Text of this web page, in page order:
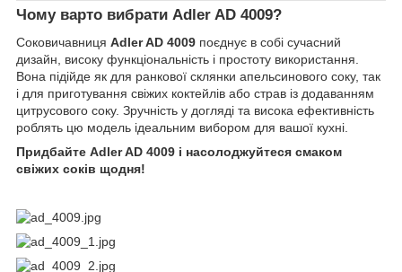
Чому варто вибрати Adler AD 4009?
Соковичавниця Adler AD 4009 поєднує в собі сучасний
дизайн, високу функціональність і простоту використання.
Вона підійде як для ранкової склянки апельсинового соку, так
і для приготування свіжих коктейлів або страв із додаванням
цитрусового соку. Зручність у догляді та висока ефективність
роблять цю модель ідеальним вибором для вашої кухні.
Придбайте Adler AD 4009 і насолоджуйтеся смаком
свіжих соків щодня!